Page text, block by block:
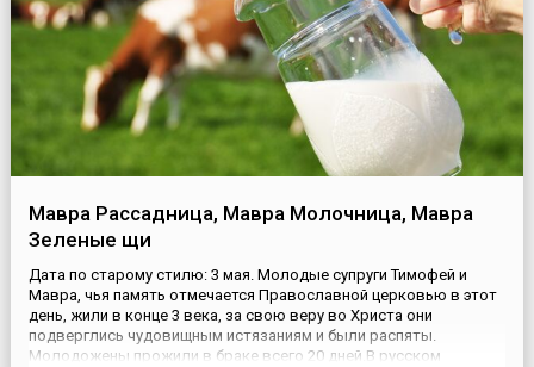
Мавра Рассадница, Мавра Молочница, Мавра
Зеленые щи
Дата по старому стилю: 3 мая. Молодые супруги Тимофей и
Мавра, чья память отмечается Православной церковью в этот
день, жили в конце 3 века, за свою веру во Христа они
подверглись чудовищным истязаниям и были распяты.
Молодожены прожили в браке всего 20 дней.В русском